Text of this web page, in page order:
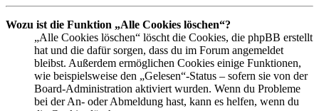
Wozu ist die Funktion „Alle Cookies löschen“?
„Alle Cookies löschen“ löscht die Cookies, die phpBB erstellt
hat und die dafür sorgen, dass du im Forum angemeldet
bleibst. Außerdem ermöglichen Cookies einige Funktionen,
wie beispielsweise den „Gelesen“-Status – sofern sie von der
Board-Administration aktiviert wurden. Wenn du Probleme
bei der An- oder Abmeldung hast, kann es helfen, wenn du